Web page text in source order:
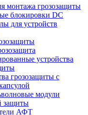
монтажа грозозащиты
блокировки DC
для устройств
устройства
грозозащиты с
модули
защиты
АФТ